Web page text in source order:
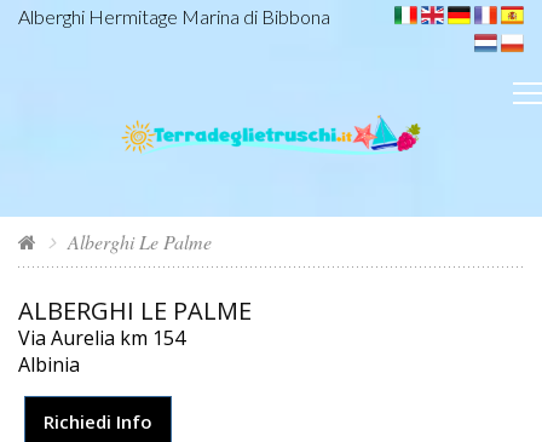
Alberghi Hermitage Marina di Bibbona
Alberghi Le Palme
ALBERGHI LE PALME
Via Aurelia km 154
Albinia
Richiedi Info